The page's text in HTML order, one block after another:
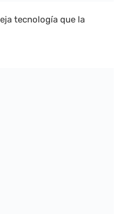
tecnología que la